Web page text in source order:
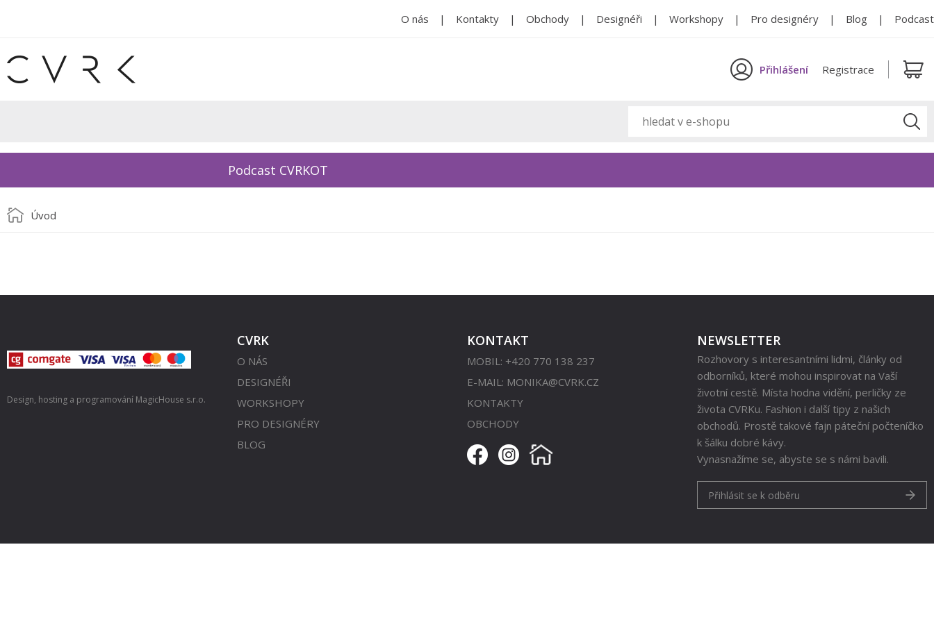
O nás Kontakty Obchody Designéři Workshopy Pro designéry Blog Podcast
Přihlášení Registrace
Podcast CVRKOT
Úvod
Design, hosting a programování MagicHouse s.r.o.
CVRK
O NÁS
DESIGNÉŘI
WORKSHOPY
PRO DESIGNÉRY
BLOG
KONTAKT
MOBIL: +420 770 138 237
E-MAIL: MONIKA@CVRK.CZ
KONTAKTY
OBCHODY
NEWSLETTER
Rozhovory s interesantními lidmi, články od
odborníků, které mohou inspirovat na Vaší
životní cestě. Místa hodna vidění, perličky ze
života CVRKu. Fashion i další tipy z našich
obchodů. Prostě takové fajn páteční počteníčko
k šálku dobré kávy.
Vynasnažíme se, abyste se s námi bavili.
Přihlásit se k odběru